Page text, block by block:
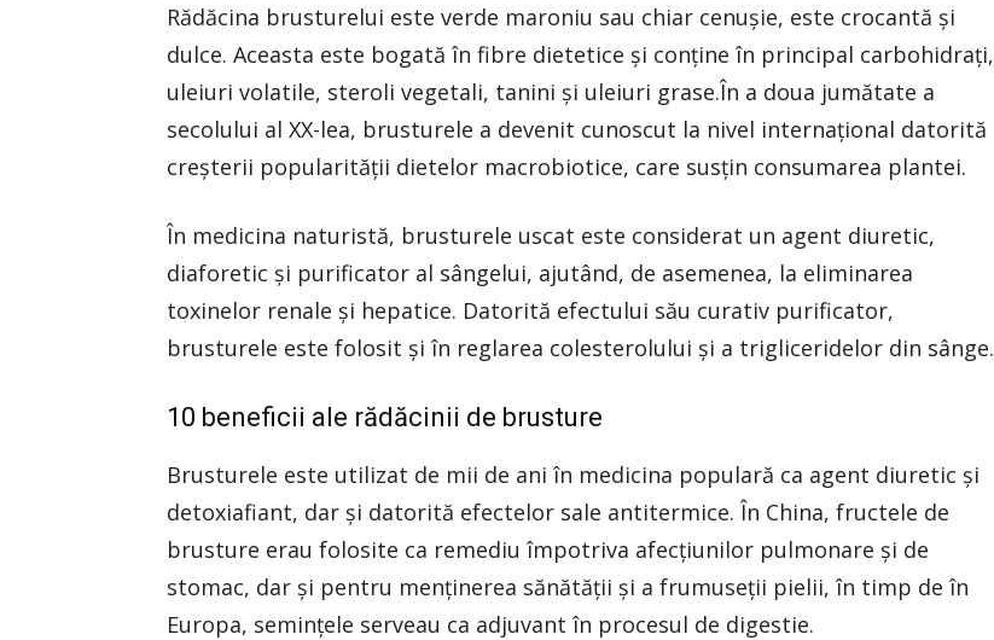
Rădăcina brusturelui este verde maroniu sau chiar cenuşie, este crocantă şi
dulce. Aceasta este bogată în fibre dietetice şi conţine în principal carbohidrați,
uleiuri volatile, steroli vegetali, tanini și uleiuri grase.În a doua jumătate a
secolului al XX-lea, brusturele a devenit cunoscut la nivel internațional datorită
creșterii popularității dietelor macrobiotice, care susțin consumarea plantei.
În medicina naturistă, brusturele uscat este considerat un agent diuretic,
diaforetic și purificator al sângelui, ajutând, de asemenea, la eliminarea
toxinelor renale și hepatice. Datorită efectului său curativ purificator,
brusturele este folosit și în reglarea colesterolului și a trigliceridelor din sânge.
10 beneficii ale rădăcinii de brusture
Brusturele este utilizat de mii de ani în medicina populară ca agent diuretic şi
detoxiafiant, dar şi datorită efectelor sale antitermice. În China, fructele de
brusture erau folosite ca remediu împotriva afecţiunilor pulmonare şi de
stomac, dar şi pentru menţinerea sănătăţii şi a frumuseţii pielii, în timp de în
Europa, seminţele serveau ca adjuvant în procesul de digestie.